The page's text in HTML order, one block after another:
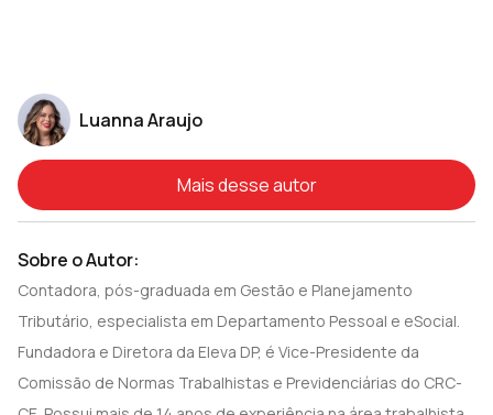
Luanna Araujo
Mais desse autor
Sobre o Autor:
Contadora, pós-graduada em Gestão e Planejamento
Tributário, especialista em Departamento Pessoal e eSocial.
Fundadora e Diretora da Eleva DP, é Vice-Presidente da
Comissão de Normas Trabalhistas e Previdenciárias do CRC-